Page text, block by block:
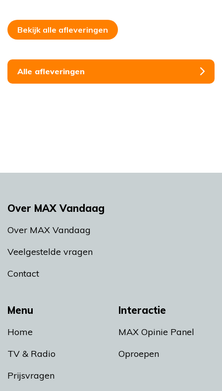
Bekijk alle afleveringen
Alle afleveringen
Menu
Home
TV & Radio
Prijsvragen
Interactie
MAX Opinie Panel
Oproepen
Over MAX Vandaag
Over MAX Vandaag
Veelgestelde vragen
Contact